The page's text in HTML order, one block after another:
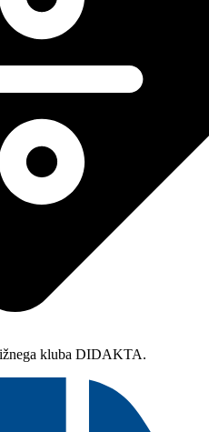
kluba DIDAKTA.